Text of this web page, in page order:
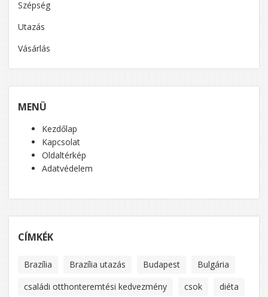
Szépség
Utazás
Vásárlás
MENÜ
Kezdőlap
Kapcsolat
Oldaltérkép
Adatvédelem
CÍMKÉK
Brazília Brazília utazás Budapest
Bulgária
családi otthonteremtési kedvezmény
csok diéta